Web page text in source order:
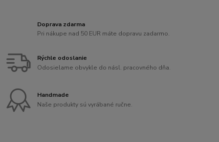
Doprava zdarma
Pri nákupe nad 50 EUR máte dopravu zadarmo.
Rýchle odoslanie
Odosielame obvykle do násl. pracovného dňa.
Handmade
Naše produkty sú vyrábané ručne.